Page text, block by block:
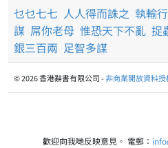
乜乜七七 人人得而誅之 執輸
謀 屌你老母 惟恐天下不亂 捉
銀三百兩 足智多謀
© 2026 香港辭書有限公司 -非商業開放資料授
歡迎向我哋反映意見。 電郵：